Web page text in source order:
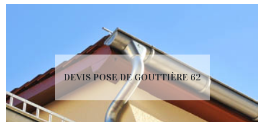
DEVIS POSE DE GOUTTIÈRE 62